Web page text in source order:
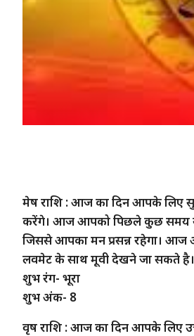
मेष राशि : आज का दिन आपके लिए
करेंगे। आज आपको पिछले कुछ समय से
जिससे आपका मन प्रसन्न रहेगा।
लवमेट के साथ मूवी देखने जा सकते
शुभ रंग- भूरा
शुभ अंक- 8
वृष राशि : आज का दिन आपके लिए